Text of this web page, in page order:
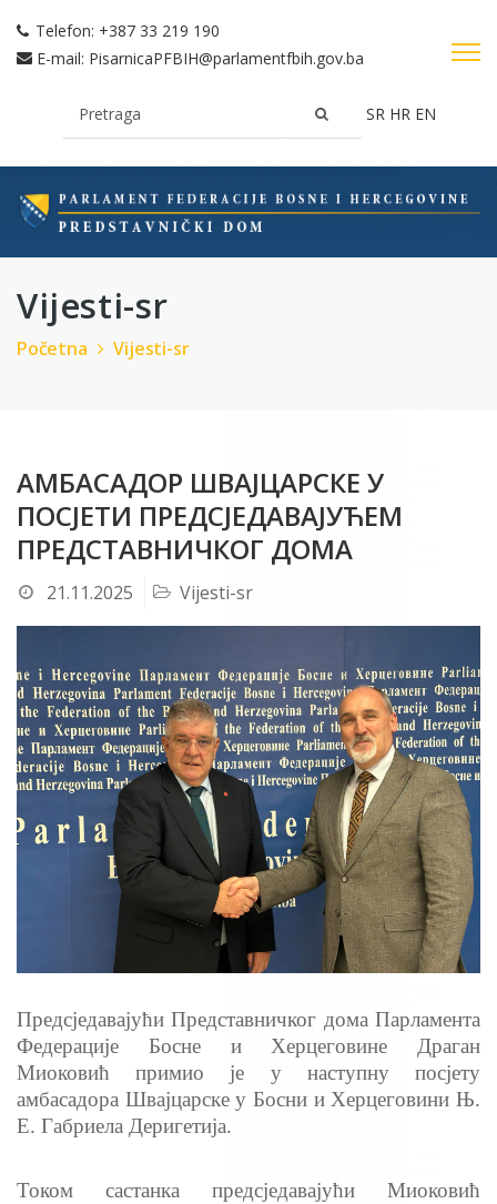
Telefon: +387 33 219 190
E-mail: PisarnicaPFBIH@parlamentfbih.gov.ba
SR HR EN
Vijesti-sr
Početna Vijesti-sr
АМБАСАДОР ШВАЈЦАРСКЕ У
ПОСЈЕТИ ПРЕДСЈЕДАВАЈУЋЕМ
ПРЕДСТАВНИЧКОГ ДОМА
21.11.2025 Vijesti-sr
Предсједавајући Представничког дома Парламента
Федерације Босне и Херцеговине Драган
Миоковић примио је у наступну посјету
амбасадора Швајцарске у Босни и Херцеговини Њ.
Е. Габриела Деригетија.
Током састанка предсједавајући Миоковић